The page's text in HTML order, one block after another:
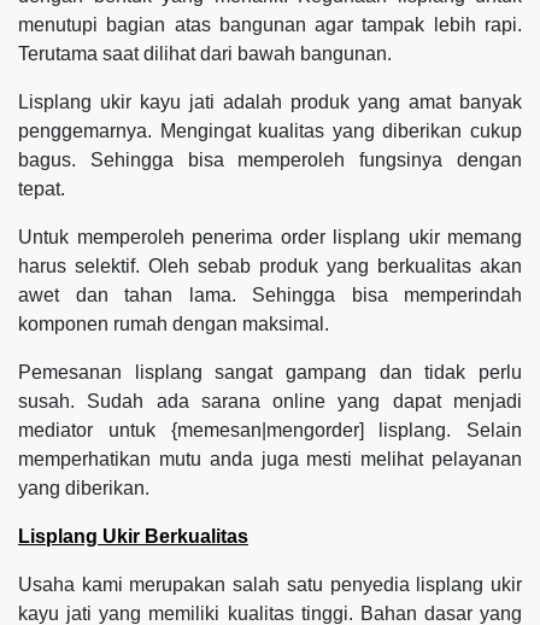
menutupi bagian atas bangunan agar tampak lebih rapi.
Terutama saat dilihat dari bawah bangunan.
Lisplang ukir kayu jati adalah produk yang amat banyak
penggemarnya. Mengingat kualitas yang diberikan cukup
bagus. Sehingga bisa memperoleh fungsinya dengan
tepat.
Untuk memperoleh penerima order lisplang ukir memang
harus selektif. Oleh sebab produk yang berkualitas akan
awet dan tahan lama. Sehingga bisa memperindah
komponen rumah dengan maksimal.
Pemesanan lisplang sangat gampang dan tidak perlu
susah. Sudah ada sarana online yang dapat menjadi
mediator untuk {memesan|mengorder] lisplang. Selain
memperhatikan mutu anda juga mesti melihat pelayanan
yang diberikan.
Lisplang Ukir Berkualitas
Usaha kami merupakan salah satu penyedia lisplang ukir
kayu jati yang memiliki kualitas tinggi. Bahan dasar yang